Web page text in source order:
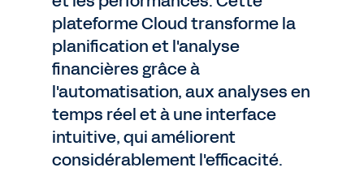
plateforme Cloud transforme la
planification et l'analyse
financières grâce à
l'automatisation, aux analyses en
temps réel et à une interface
intuitive, qui améliorent
considérablement l'efficacité.